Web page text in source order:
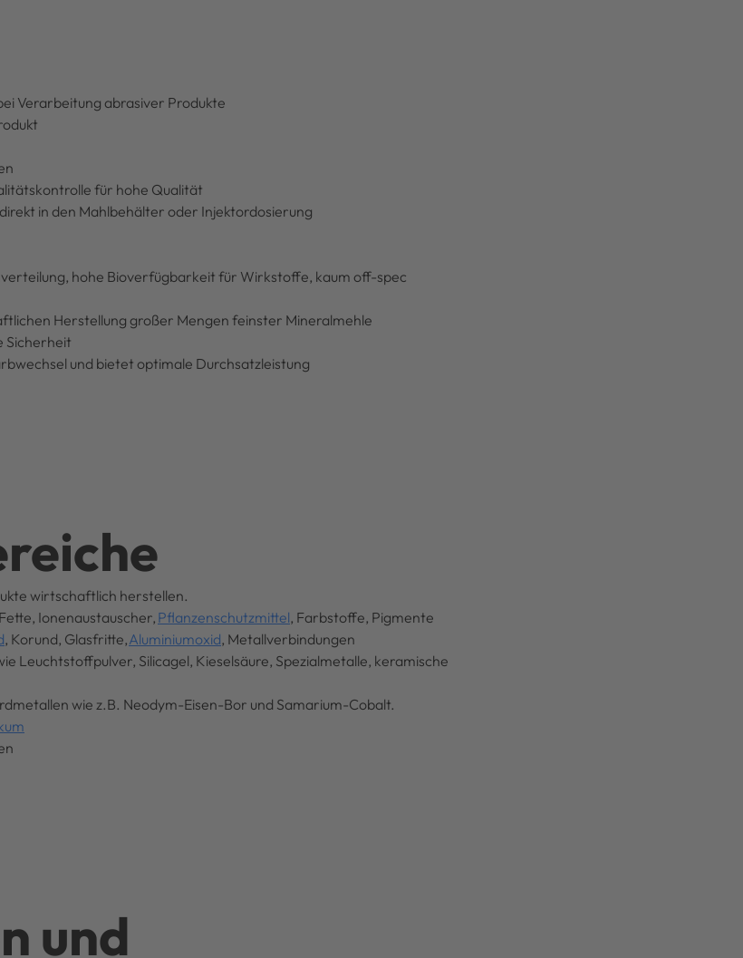
Verarbeitung abrasiver Produkte
für hohe Qualität
in den Mahlbehälter oder Injektordosierung
hohe Bioverfügbarkeit für Wirkstoffe, kaum off-spec
Herstellung großer Mengen feinster Mineralmehle
Sicherheit
und bietet optimale Durchsatzleistung
wirtschaftlich herstellen.
Ionenaustauscher,Pflanzenschutzmittel, Farbstoffe, Pigmente
, Korund, Glasfritte,Aluminiumoxid, Metallverbindungen
Leuchtstoffpulver, Silicagel, Kieselsäure, Spezialmetalle, keramische
wie z.B. Neodym-Eisen-Bor und Samarium-Cobalt.
und